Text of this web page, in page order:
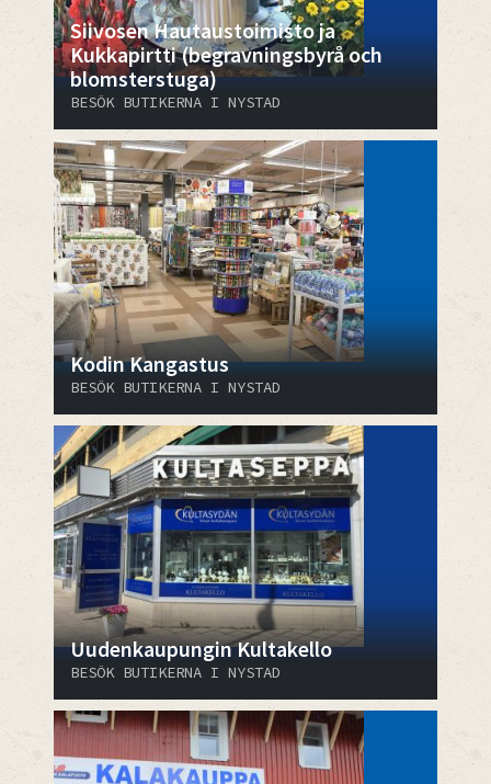
​​​​​​​Siivosen Hautaustoimisto ja
Kukkapirtti (begravningsbyrå och
blomsterstuga)
BESÖK BUTIKERNA I NYSTAD
Kodin Kangastus
BESÖK BUTIKERNA I NYSTAD
Uudenkaupungin Kultakello
BESÖK BUTIKERNA I NYSTAD